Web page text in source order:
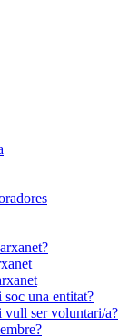
una entitat?
vull ser voluntari/a?